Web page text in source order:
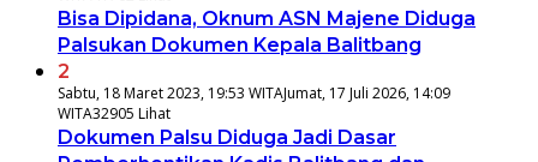
Bisa Dipidana, Oknum ASN Majene Diduga
Palsukan Dokumen Kepala Balitbang
2
Sabtu, 18 Maret 2023, 19:53 WITAJumat, 17 Juli 2026, 14:09
WITA32905 Lihat
Dokumen Palsu Diduga Jadi Dasar